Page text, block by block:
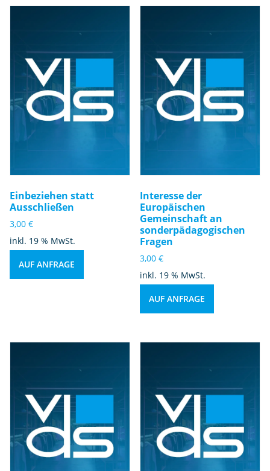
Einbeziehen statt
Ausschließen
3,00 €
inkl. 19 % MwSt.
AUF ANFRAGE
Interesse der
Europäischen
Gemeinschaft an
sonderpädagogischen
Fragen
3,00€
inkl. 19 % MwSt.
AUF ANFRAGE